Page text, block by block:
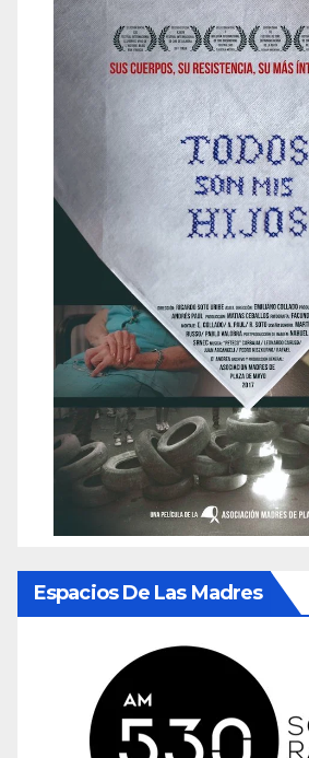
Espacios De Las Madres